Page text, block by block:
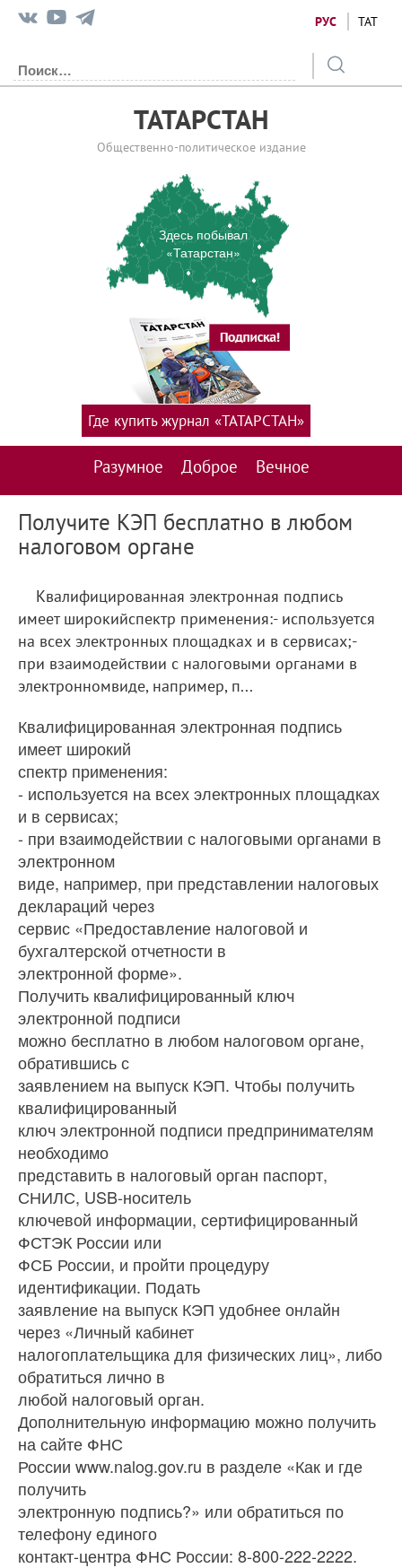
РУС ТАТ
ТАТАРСТАН
Общественно-политическое издание
Здесь побывал
«Татарстан»
Разумное Доброе Вечное
Где купить журнал «ТАТАРСТАН»
Получите КЭП бесплатно в любом
налоговом органе
Квалифицированная электронная подпись
имеет широкийспектр применения:- используется
на всех электронных площадках и в сервисах;-
при взаимодействии с налоговыми органами в
электронномвиде, например, п...
Квалифицированная электронная подпись
имеет широкий
спектр применения:
- используется на всех электронных площадках
и в сервисах;
- при взаимодействии с налоговыми органами в
электронном
виде, например, при представлении налоговых
деклараций через
сервис «Предоставление налоговой и
бухгалтерской отчетности в
электронной форме».
Получить квалифицированный ключ
электронной подписи
можно бесплатно в любом налоговом органе,
обратившись с
заявлением на выпуск КЭП. Чтобы получить
квалифицированный
ключ электронной подписи предпринимателям
необходимо
представить в налоговый орган паспорт,
СНИЛС, USB-носитель
ключевой информации, сертифицированный
ФСТЭК России или
ФСБ России, и пройти процедуру
идентификации. Подать
заявление на выпуск КЭП удобнее онлайн
через «Личный кабинет
налогоплательщика для физических лиц», либо
обратиться лично в
любой налоговый орган.
Дополнительную информацию можно получить
на сайте ФНС
России www.nalog.gov.ru в разделе «Как и где
получить
электронную подпись?» или обратиться по
телефону единого
контакт-центра ФНС России: 8-800-222-2222.